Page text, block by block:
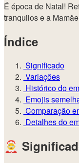
É época de Natal!
tranquilos e a
Índice
Significado
Variações
Histórico do
Emojis
Comparação
Detalhes do
🤶